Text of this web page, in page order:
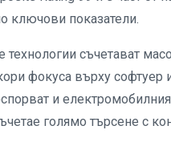
ключови показатели.
технологии съчетават
фокуса върху
и
голямо търсене с